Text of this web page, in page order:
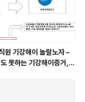
원 기강해이 놀랄노자 –
못하는 기강해이증거,